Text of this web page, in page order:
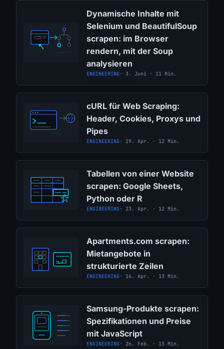
Dynamische Inhalte mit
Selenium und BeautifulSoup
scrapen: im Browser
rendern, mit der Soup
analysieren
ENGINEERING· 3. Juni · 11 Min.
cURL für Web Scraping:
Header, Cookies, Proxys und
Pipes
ENGINEERING· 29. Apr. · 12 Min.
Tabellen von einer Website
scrapen: Google Sheets,
Python oder R
ENGINEERING· 23. Apr. · 12 Min.
Apartments.com scrapen:
Mietangebote in
strukturierte Zeilen
ENGINEERING· 16. Apr. · 13 Min.
Samsung-Produkte scrapen:
Spezifikationen und Preise
mit JavaScript
ENGINEERING· 26. Feb. · 13 Min.